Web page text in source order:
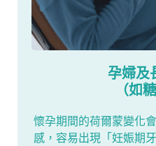
孕婦及
（如
懷孕期間的荷爾蒙變化
感，容易出現「妊娠期